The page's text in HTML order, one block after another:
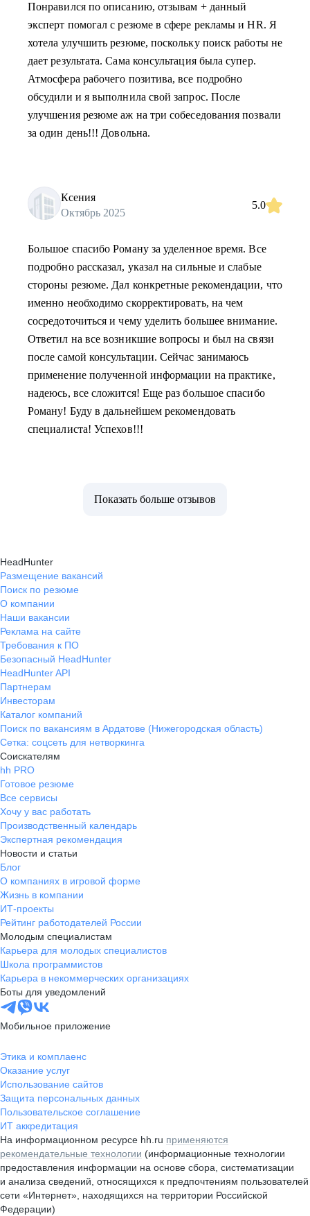
Понравился по описанию, отзывам + данный
эксперт помогал с резюме в сфере рекламы и HR. Я
хотела улучшить резюме, поскольку поиск работы не
дает результата. Сама консультация была супер.
Атмосфера рабочего позитива, все подробно
обсудили и я выполнила свой запрос. После
улучшения резюме аж на три собеседования позвали
за один день!!! Довольна.
Ксения
Октябрь 2025
5.0
Большое спасибо Роману за уделенное время. Все
подробно рассказал, указал на сильные и слабые
стороны резюме. Дал конкретные рекомендации, что
именно необходимо скорректировать, на чем
сосредоточиться и чему уделить большее внимание.
Ответил на все возникшие вопросы и был на связи
после самой консультации. Сейчас занимаюсь
применение полученной информации на практике,
надеюсь, все сложится! Еще раз большое спасибо
Роману! Буду в дальнейшем рекомендовать
специалиста! Успехов!!!
Показать больше отзывов
HeadHunter
Размещение вакансий
Поиск по резюме
О компании
Наши вакансии
Реклама на сайте
Требования к ПО
Безопасный HeadHunter
HeadHunter API
Партнерам
Инвесторам
Каталог компаний
Поиск по вакансиям в Ардатове (Нижегородская область)
Сетка: соцсеть для нетворкинга
Соискателям
hh PRO
Готовое резюме
Все сервисы
Хочу у вас работать
Производственный календарь
Экспертная рекомендация
Новости и статьи
Блог
О компаниях в игровой форме
Жизнь в компании
ИТ-проекты
Рейтинг работодателей России
Молодым специалистам
Карьера для молодых специалистов
Школа программистов
Карьера в некоммерческих организациях
Боты для уведомлений
Мобильное приложение
Этика и комплаенс
Оказание услуг
Использование сайтов
Защита персональных данных
Пользовательское соглашение
ИТ аккредитация
На информационном ресурсе hh.ru применяются
рекомендательные технологии (информационные технологии
предоставления информации на основе сбора, систематизации
и анализа сведений, относящихся к предпочтениям пользователей
сети «Интернет», находящихся на территории Российской
Федерации)